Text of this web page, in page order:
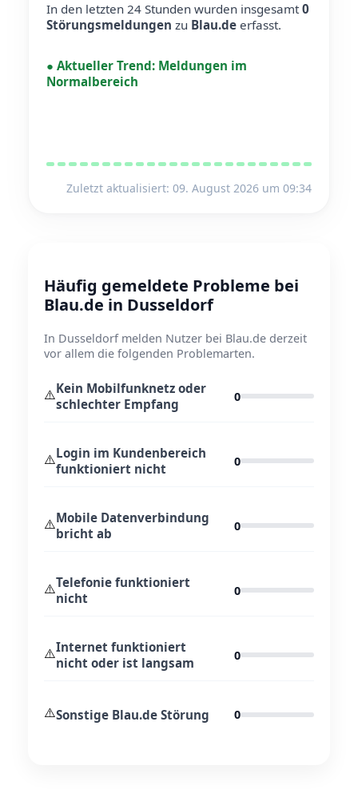
In den letzten 24 Stunden wurden insgesamt0
Störungsmeldungen zu Blau.de erfasst.
● Aktueller Trend: Meldungen im
Normalbereich
Zuletzt aktualisiert: 09. August 2026 um 09:34
Häufig gemeldete Probleme bei
Blau.de in Dusseldorf
In Dusseldorf melden Nutzer bei Blau.de derzeit
vor allem die folgenden Problemarten.
⚠️Kein Mobilfunknetz oder
schlechter Empfang
0
⚠️Login im Kundenbereich
funktioniert nicht
0
⚠️Mobile Datenverbindung
bricht ab
0
⚠️Telefonie funktioniert
nicht
0
⚠️Internet funktioniert
nicht oder ist langsam
0
⚠️Sonstige Blau.de Störung 0